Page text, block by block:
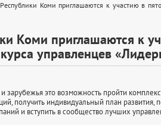
Коми приглашаются к участию в
Коми приглашаются к
управленцев
зарубежья это возможность пройти
получить индивидуальный план развития,
и вступить в сообщество лучших